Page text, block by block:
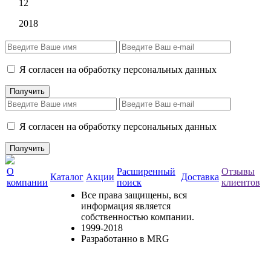
12
2018
Я согласен на обработку персональных данных
Я согласен на обработку персональных данных
О
компании
Каталог Акции
Расширенный
поиск
Доставка
Отзывы
клиентов
Все права защищены, вся
информация является
собственностью компании.
1999-2018
Разработанно в MRG